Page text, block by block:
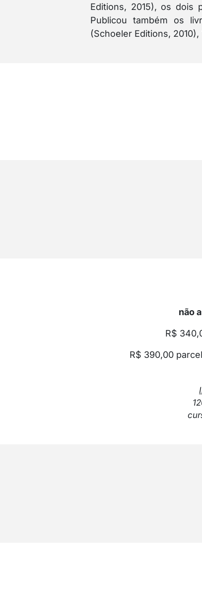
Editions, 2015), os dois
Publicou também os
(Schoeler Editions, 2010),
não
R$
R$ 390,00